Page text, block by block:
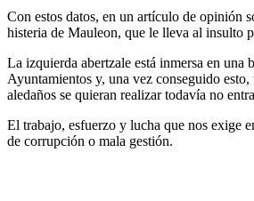
Con estos datos, en un artículo de opinión
histeria de Mauleon, que le lleva al insulto
La izquierda abertzale está inmersa en
Ayuntamientos y, una vez conseguido
aledaños se quieran realizar todavía no
El trabajo, esfuerzo y lucha que nos exige
de corrupción o mala gestión.